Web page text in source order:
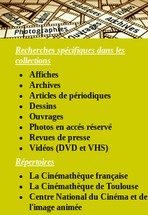
Recherches spécifiques dans les
collections
Affiches
Archives
Articles de périodiques
Dessins
Ouvrages
Photos en accés réservé
Revues de presse
Vidéos (DVD et VHS)
Répertoires
La Cinémathèque française
La Cinémathèque de Toulouse
Centre National du Cinéma et de
l'image animée